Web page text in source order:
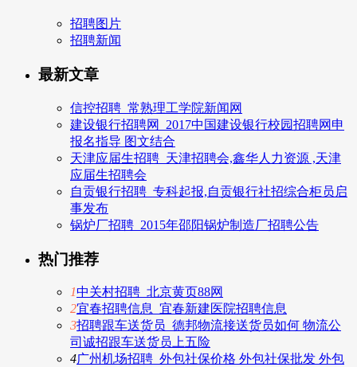
招聘图片
招聘新闻
最新文章
信控招聘_常熟理工学院新闻网
建设银行招聘网_2017中国建设银行校园招聘网申
报名指导 图文结合
天津应届生招聘_天津招聘会,鑫华人力资源 ,天津
应届生招聘会
自贡银行招聘_专科起报,自贡银行社招综合柜员启
事发布
锅炉厂招聘_2015年邵阳锅炉制造厂招聘公告
热门推荐
1中关村招聘_北京黄页88网
2宜春招聘信息_宜春新建医院招聘信息
3招聘跟车送货员_德邦物流接送货员如何 物流公
司诚招跟车送货员上五险
4广州机场招聘_外包社保价格 外包社保批发 外包